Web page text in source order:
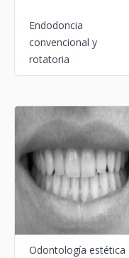
Endodoncia
convencional y
rotatoria
Odontología estética